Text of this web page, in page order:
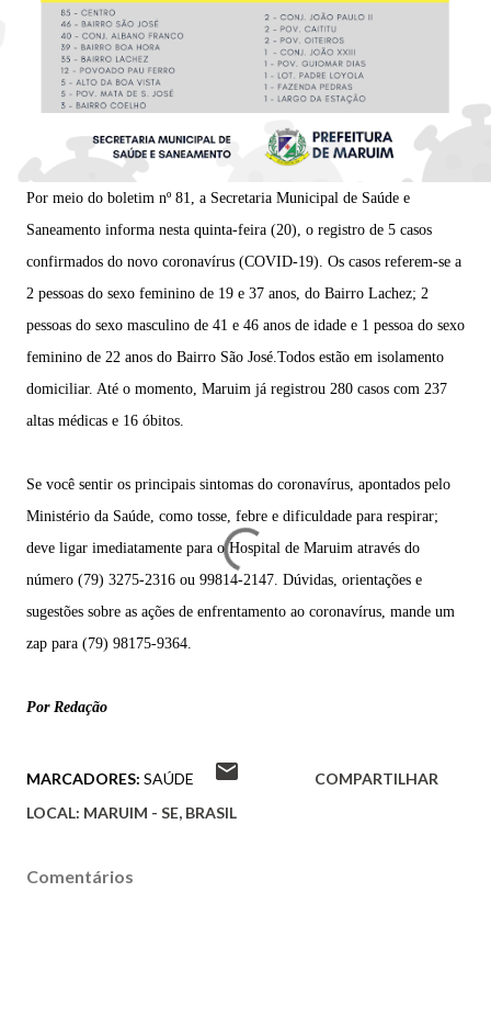
Por meio do boletim nº 81, a Secretaria Municipal de Saúde e
Saneamento informa nesta quinta-feira (20), o registro de 5 casos
confirmados do novo coronavírus (COVID-19). Os casos referem-se a
2 pessoas do sexo feminino de 19 e 37 anos, do Bairro Lachez; 2
pessoas do sexo masculino de 41 e 46 anos de idade e 1 pessoa do sexo
feminino de 22 anos do Bairro São José.Todos estão em isolamento
domiciliar. Até o momento, Maruim já registrou 280 casos com 237
altas médicas e 16 óbitos.
Se você sentir os principais sintomas do coronavírus, apontados pelo
Ministério da Saúde, como tosse, febre e dificuldade para respirar;
deve ligar imediatamente para o Hospital de Maruim através do
número (79) 3275-2316 ou 99814-2147. Dúvidas, orientações e
sugestões sobre as ações de enfrentamento ao coronavírus, mande um
zap para (79) 98175-9364.
Por Redação
MARCADORES: SAÚDE
LOCAL: MARUIM - SE, BRASIL
COMPARTILHAR
Comentários